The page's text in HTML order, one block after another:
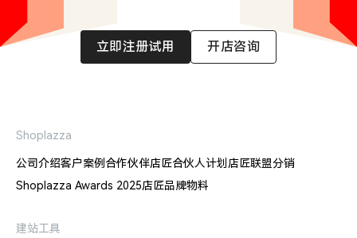
立即注册试用 开店咨询
Shoplazza
公司介绍客户案例 合作伙伴店匠合伙人计划 店匠联盟分销
Shoplazza Awards 2025店匠品牌物料
建站工具